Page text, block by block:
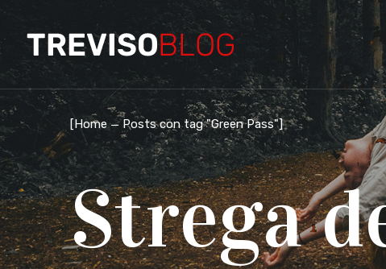
[Home Posts con tag "Green Pass"]
Strega